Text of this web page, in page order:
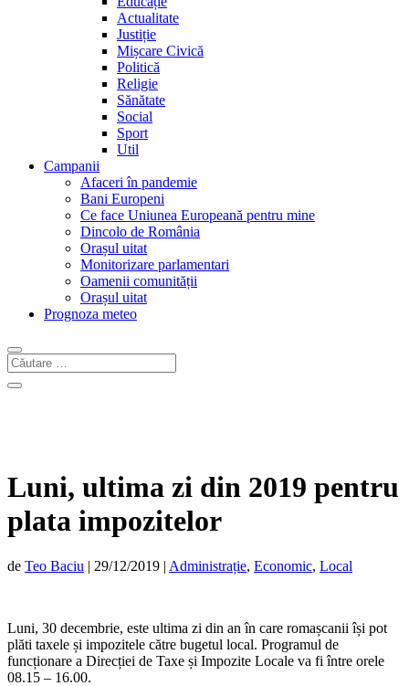
Actualitate
Justiție
Mișcare Civică
Politică
Religie
Sănătate
Social
Sport
Util
Campanii
Afaceri în pandemie
Bani Europeni
Ce face Uniunea Europeană pentru mine
Dincolo de România
Orașul uitat
Monitorizare parlamentari
Oamenii comunității
Orașul uitat
Prognoza meteo
Luni, ultima zi din 2019 pentru
plata impozitelor
de Teo Baciu | 29/12/2019 | Administrație, Economic, Local
Luni, 30 decembrie, este ultima zi din an în care romașcanii își pot
plăti taxele și impozitele către bugetul local. Programul de
funcționare a Direcției de Taxe și Impozite Locale va fi între orele
08.15 – 16.00.